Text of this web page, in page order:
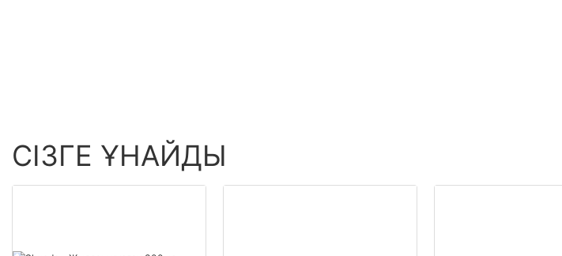
СІЗГЕ ҰНАЙДЫ